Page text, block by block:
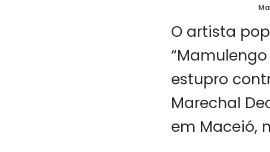
O artista
estupro
Marechal
em Maceió,